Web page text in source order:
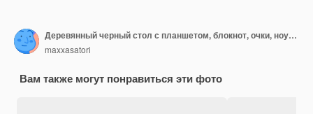
Деревянный черный стол с планшетом, блокнот, очки, ноутбук, наушники и чашка кофе.
maxxasatori
Вам также могут понравиться эти фото